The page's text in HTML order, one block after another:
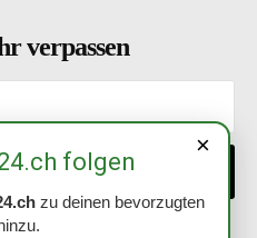
verpassen
akzeptiert. Abmeldung ist
×
folgen
zu deinen bevorzugten